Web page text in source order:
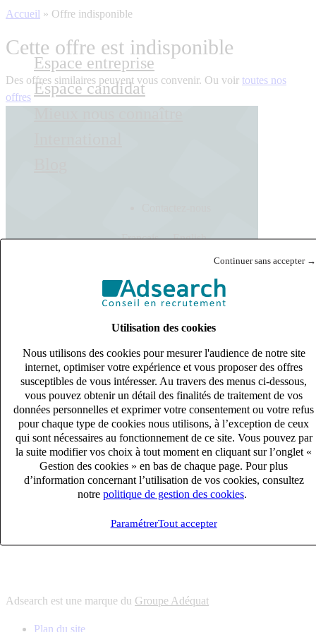
Continuer sans accepter →
Utilisation des cookies
Nous utilisons des cookies pour mesurer l'audience de notre site
internet, optimiser votre expérience et vous proposer des offres
susceptibles de vous intéresser. Au travers des menus ci-dessous,
vous pouvez obtenir un détail des finalités de traitement de vos
données personnelles et exprimer votre consentement ou votre refus
pour chaque type de cookies nous utilisons, à l’exception de ceux
qui sont nécessaires au fonctionnement de ce site. Vous pouvez par
la suite modifier vos choix à tout moment en cliquant sur l’onglet «
Gestion des cookies » en bas de chaque page. Pour plus
d’information concernant l’utilisation de vos cookies, consultez
notre politique de gestion des cookies
ParamétrerTout accepter
Espace entreprise
Espace candidat
Français English
Accueil » Offre indisponible
Cette offre est indisponible
Des offres similaires peuvent vous convenir. Ou voir toutes nos
offres
s'adapter à vos besoin en recrutement
10 univers
connaître votre secteur et ses enjeux
12 bureaux en France
proximité avec nos clients et nos talents
6 solutions
s'adapter à vos besoin en recrutement
10 univers
connaître votre secteur et ses enjeux
proximité avec nos clients et nos talents
Adsearch est une marque du Groupe Adéquat
Plan du site